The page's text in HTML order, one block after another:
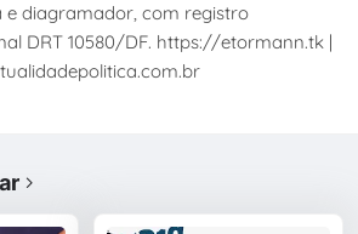
e diagramador, com registro
DRT 10580/DF. https://etormann.tk |